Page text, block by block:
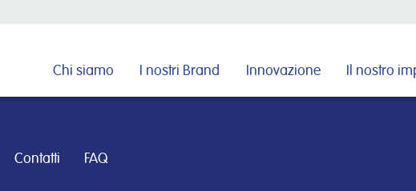
Chi siamo I nostri Brand Innovazione Il nostro
Contatti FAQ